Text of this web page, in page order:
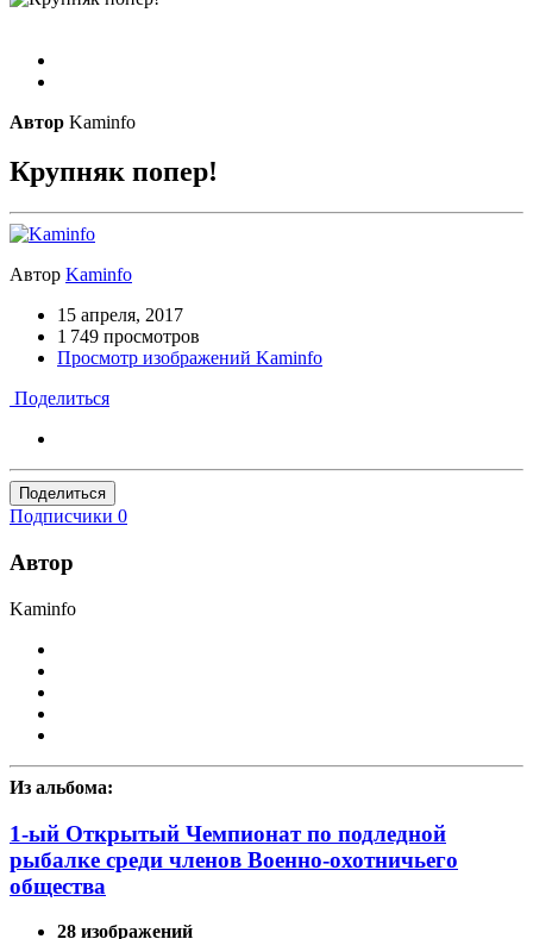
Автор Kaminfo
Крупняк попер!
Автор Kaminfo
15 апреля, 2017
1 749 просмотров
Просмотр изображений Kaminfo
Поделиться
Поделиться
Подписчики 0
Автор
Kaminfo
Из альбома:
1-ый Открытый Чемпионат по подледной
рыбалке среди членов Военно-охотничьего
общества
28 изображений